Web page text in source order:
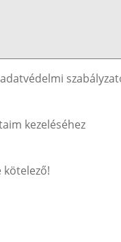
kezeléséhez
kötelező!